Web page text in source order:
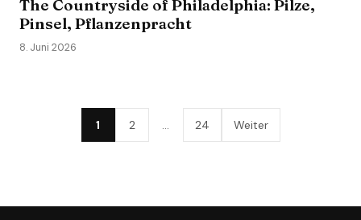
The Countryside of Philadelphia: Pilze,
Pinsel, Pflanzenpracht
8. Juni 2026
1 2 24 Weiter